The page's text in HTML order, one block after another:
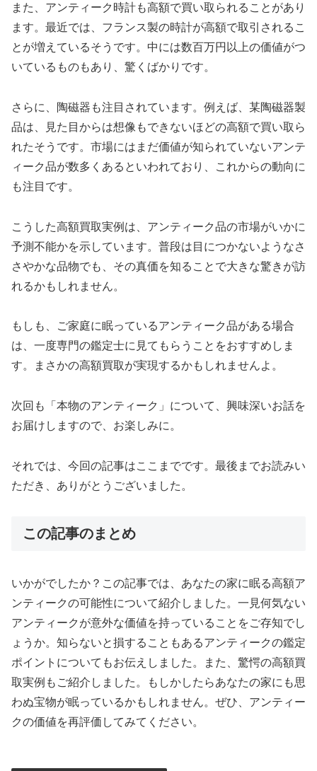
また、アンティーク時計も高額で買い取られることがあり
ます。最近では、フランス製の時計が高額で取引されるこ
とが増えているそうです。中には数百万円以上の価値がつ
いているものもあり、驚くばかりです。
さらに、陶磁器も注目されています。例えば、某陶磁器製
品は、見た目からは想像もできないほどの高額で買い取ら
れたそうです。市場にはまだ価値が知られていないアンテ
ィーク品が数多くあるといわれており、これからの動向に
も注目です。
こうした高額買取実例は、アンティーク品の市場がいかに
予測不能かを示しています。普段は目につかないようなさ
さやかな品物でも、その真価を知ることで大きな驚きが訪
れるかもしれません。
もしも、ご家庭に眠っているアンティーク品がある場合
は、一度専門の鑑定士に見てもらうことをおすすめしま
す。まさかの高額買取が実現するかもしれませんよ。
次回も「本物のアンティーク」について、興味深いお話を
お届けしますので、お楽しみに。
それでは、今回の記事はここまでです。最後までお読みい
ただき、ありがとうございました。
この記事のまとめ
いかがでしたか？この記事では、あなたの家に眠る高額ア
ンティークの可能性について紹介しました。一見何気ない
アンティークが意外な価値を持っていることをご存知でし
ょうか。知らないと損することもあるアンティークの鑑定
ポイントについてもお伝えしました。また、驚愕の高額買
取実例もご紹介しました。もしかしたらあなたの家にも思
わぬ宝物が眠っているかもしれません。ぜひ、アンティー
クの価値を再評価してみてください。